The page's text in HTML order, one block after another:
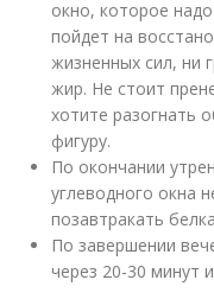
окно, которое
пойдет на
жизненных сил, ни
жир. Не стоит
хотите разогнать
фигуру.
По окончании
углеводного окна
позавтракать
По завершении
через 20-30 минут